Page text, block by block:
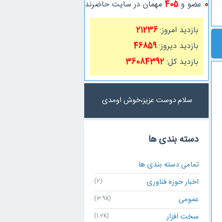
0 عضو و405 مهمان در سایت حاضرند
بازدید امروز:21236
بازدید دیروز:46859
بازدید کل:36084392
سلام دوست عزیز،خوش اومدی
دسته بندی ها
تمامی دسته بندی ها
اخبار حوزه فناوری
(2)
عمومی (3.9k)
سخت افزار (1.2k)